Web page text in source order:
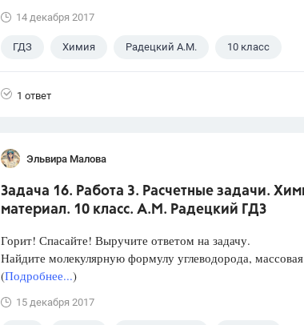
14 декабря 2017
ГДЗ Химия Радецкий А.М. 10 класс
1 ответ
Эльвира Малова
Задача 16. Работа 3. Расчетные задачи.
материал. 10 класс. А.М. Радецкий ГДЗ
Горит! Спасайте! Выручите ответом на задачу.
Найдите молекулярную формулу углеводорода,
(Подробнее...)
15 декабря 2017